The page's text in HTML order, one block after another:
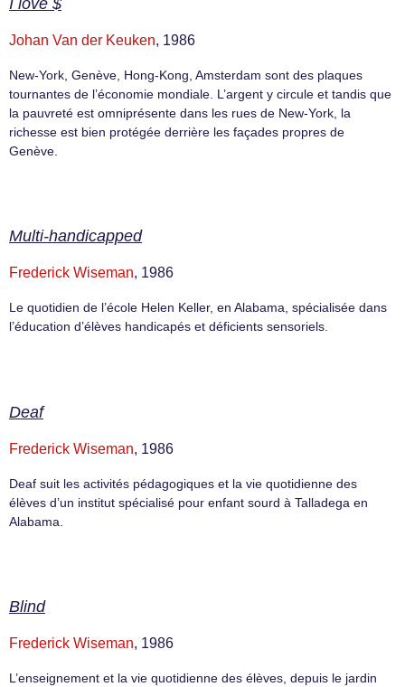
Johan Van der Keuken, 1986
New-York, Genève, Hong-Kong, Amsterdam sont des plaques
tournantes de l’économie mondiale. L’argent y circule et tandis que
la pauvreté est omniprésente dans les rues de New-York, la
richesse est bien protégée derrière les façades propres de
Genève.
Multi-handicapped
Frederick Wiseman, 1986
Le quotidien de l’école Helen Keller, en Alabama, spécialisée dans
l’éducation d’élèves handicapés et déficients sensoriels.
Deaf
Frederick Wiseman, 1986
Deaf suit les activités pédagogiques et la vie quotidienne des
élèves d’un institut spécialisé pour enfant sourd à Talladega en
Alabama.
Blind
Frederick Wiseman, 1986
L’enseignement et la vie quotidienne des élèves, depuis le jardin